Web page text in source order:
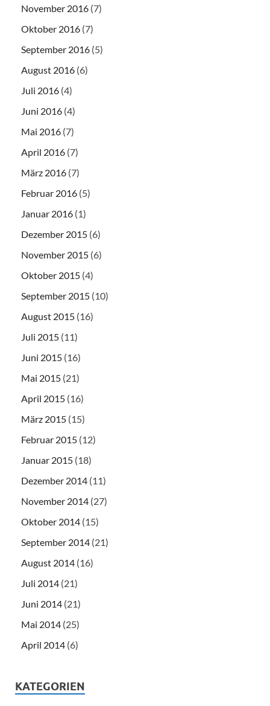
November 2016 (7)
Oktober 2016 (7)
September 2016 (5)
August 2016 (6)
Juli 2016 (4)
Juni 2016 (4)
Mai 2016 (7)
April 2016 (7)
März 2016 (7)
Februar 2016 (5)
Januar 2016 (1)
Dezember 2015 (6)
November 2015 (6)
Oktober 2015 (4)
September 2015 (10)
August 2015 (16)
Juli 2015 (11)
Juni 2015 (16)
Mai 2015 (21)
April 2015 (16)
März 2015 (15)
Februar 2015 (12)
Januar 2015 (18)
Dezember 2014 (11)
November 2014 (27)
Oktober 2014 (15)
September 2014 (21)
August 2014 (16)
Juli 2014 (21)
Juni 2014 (21)
Mai 2014 (25)
April 2014 (6)
KATEGORIEN